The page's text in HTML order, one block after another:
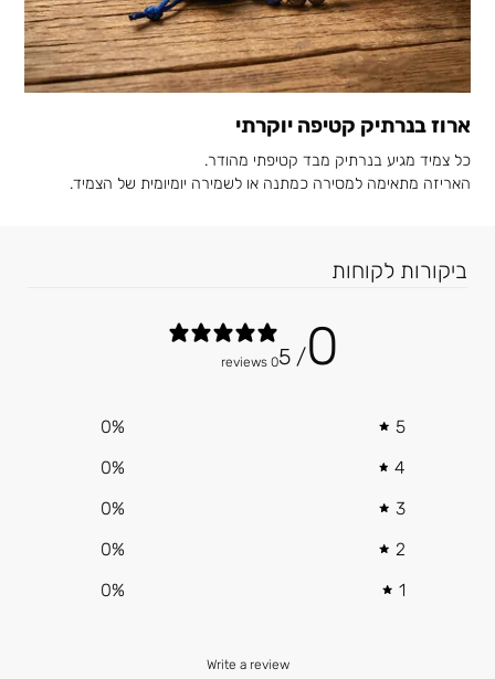
ארוז בנרתיק קטיפה יוקרתי
כל צמיד מגיע בנרתיק מבד קטיפתי מהודר.
האריזה מתאימה למסירה כמתנה או לשמירה יומיומית של הצמיד.
0
/ 5
0 reviews
5
0%
4
0%
3
0%
2
0%
1
0%
Write a review